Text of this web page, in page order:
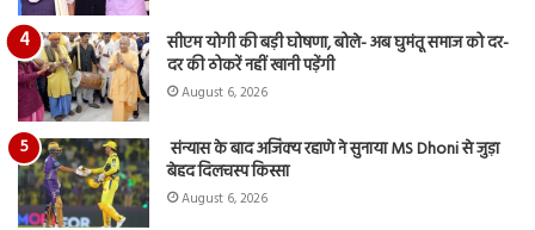
सीएम योगी की बड़ी घोषणा, बोले- अब घुमंतू समाज को दर-
दर की ठोकरें नहीं खानी पड़ेंगी
August 6, 2026
संन्यास के बाद अजिंक्‍य रहाणे ने सुनाया MS Dhoni से जुड़ा
बेहद दिलचस्प किस्सा
August 6, 2026